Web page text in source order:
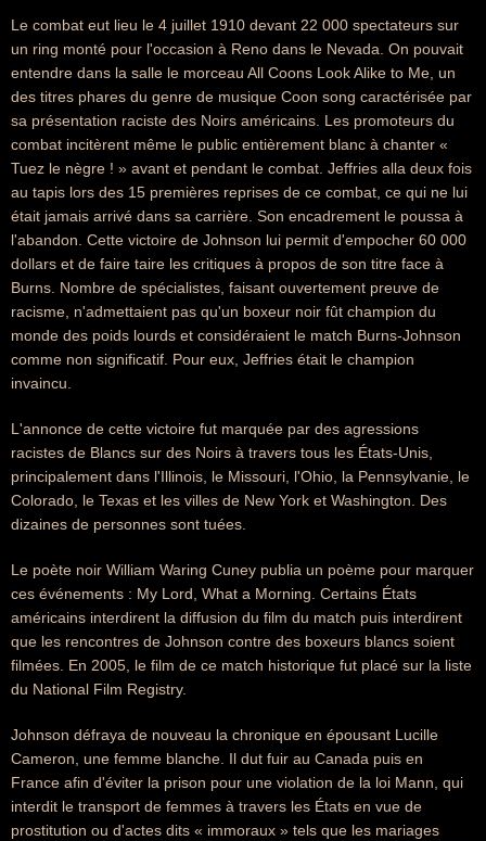
Le combat eut lieu le 4 juillet 1910 devant 22 000 spectateurs sur
un ring monté pour l'occasion à Reno dans le Nevada. On pouvait
entendre dans la salle le morceau All Coons Look Alike to Me, un
des titres phares du genre de musique Coon song caractérisée par
sa présentation raciste des Noirs américains. Les promoteurs du
combat incitèrent même le public entièrement blanc à chanter «
Tuez le nègre ! » avant et pendant le combat. Jeffries alla deux fois
au tapis lors des 15 premières reprises de ce combat, ce qui ne lui
était jamais arrivé dans sa carrière. Son encadrement le poussa à
l'abandon. Cette victoire de Johnson lui permit d'empocher 60 000
dollars et de faire taire les critiques à propos de son titre face à
Burns. Nombre de spécialistes, faisant ouvertement preuve de
racisme, n'admettaient pas qu'un boxeur noir fût champion du
monde des poids lourds et considéraient le match Burns-Johnson
comme non significatif. Pour eux, Jeffries était le champion
invaincu.
L'annonce de cette victoire fut marquée par des agressions
racistes de Blancs sur des Noirs à travers tous les États-Unis,
principalement dans l'Illinois, le Missouri, l'Ohio, la Pennsylvanie, le
Colorado, le Texas et les villes de New York et Washington. Des
dizaines de personnes sont tuées.
Le poète noir William Waring Cuney publia un poème pour marquer
ces événements : My Lord, What a Morning. Certains États
américains interdirent la diffusion du film du match puis interdirent
que les rencontres de Johnson contre des boxeurs blancs soient
filmées. En 2005, le film de ce match historique fut placé sur la liste
du National Film Registry.
Johnson défraya de nouveau la chronique en épousant Lucille
Cameron, une femme blanche. Il dut fuir au Canada puis en
France afin d'éviter la prison pour une violation de la loi Mann, qui
interdit le transport de femmes à travers les États en vue de
prostitution ou d'actes dits « immoraux » tels que les mariages